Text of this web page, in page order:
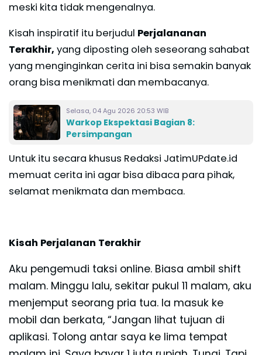
meski kita tidak mengenalnya.
Kisah inspiratif itu berjudul Perjalananan
Terakhir, yang diposting oleh seseorang sahabat
yang menginginkan cerita ini bisa semakin banyak
orang bisa menikmati dan membacanya.
Selasa, 04 Agu 2026 20:53 WIB
Warkop Ekspektasi Bagian 8:
Persimpangan
Untuk itu secara khusus Redaksi JatimUPdate.id
memuat cerita ini agar bisa dibaca para pihak,
selamat menikmata dan membaca.
Kisah Perjalanan Terakhir
Aku pengemudi taksi online. Biasa ambil shift
malam. Minggu lalu, sekitar pukul 11 malam, aku
menjemput seorang pria tua. Ia masuk ke
mobil dan berkata, “Jangan lihat tujuan di
aplikasi. Tolong antar saya ke lima tempat